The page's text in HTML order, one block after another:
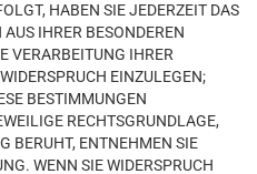
HABEN SIE JEDERZEIT DAS
IHRER BESONDEREN
VERARBEITUNG IHRER
EINZULEGEN;
BESTIMMUNGEN
RECHTSGRUNDLAGE,
BERUHT, ENTNEHMEN SIE
WENN SIE WIDERSPRUCH